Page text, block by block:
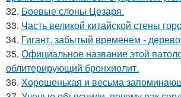
32. Боевые слоны Цезаря.
33. Часть великой китайской стены
34. Гигант, забытый временем -
35. Официальное название этой
облитерирующий бронхиолит.
36. Хорoшенькая и весьма